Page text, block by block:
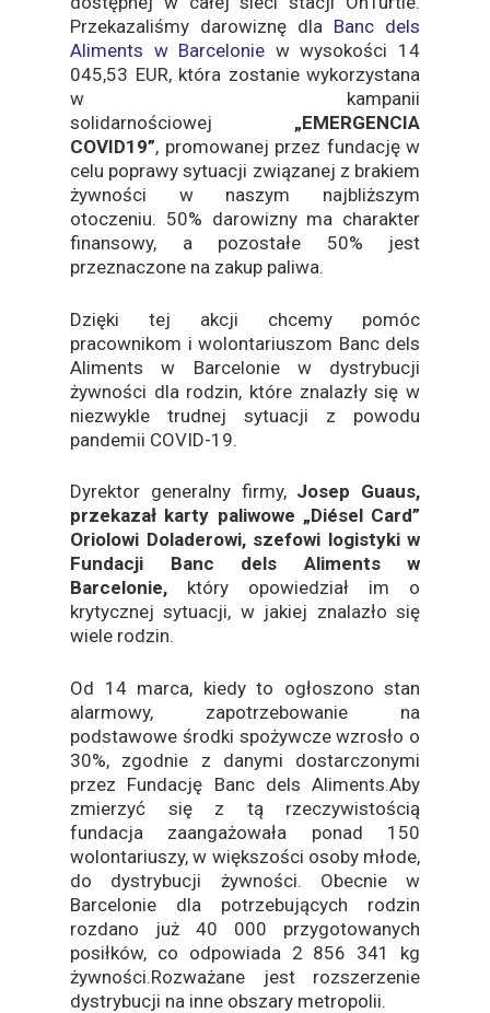
Przekazaliśmy darowiznę dla Banc dels
Aliments w Barcelonie w wysokości 14
045,53 EUR, która zostanie wykorzystana
w kampanii
solidarnościowej „EMERGENCIA
COVID19”, promowanej przez fundację w
celu poprawy sytuacji związanej z brakiem
żywności w naszym najbliższym
otoczeniu. 50% darowizny ma charakter
finansowy, a pozostałe 50% jest
przeznaczone na zakup paliwa.
Dzięki tej akcji chcemy pomóc
pracownikom i wolontariuszom Banc dels
Aliments w Barcelonie w dystrybucji
żywności dla rodzin, które znalazły się w
niezwykle trudnej sytuacji z powodu
pandemii COVID-19.
Dyrektor generalny firmy, Josep Guaus,
przekazał karty paliwowe „Diésel Card”
Oriolowi Doladerowi, szefowi logistyki w
Fundacji Banc dels Aliments w
Barcelonie, który opowiedział im o
krytycznej sytuacji, w jakiej znalazło się
wiele rodzin.
Od 14 marca, kiedy to ogłoszono stan
alarmowy, zapotrzebowanie na
podstawowe środki spożywcze wzrosło o
30%, zgodnie z danymi dostarczonymi
przez Fundację Banc dels Aliments.Aby
zmierzyć się z tą rzeczywistością
fundacja zaangażowała ponad 150
wolontariuszy, w większości osoby młode,
do dystrybucji żywności. Obecnie w
Barcelonie dla potrzebujących rodzin
rozdano już 40 000 przygotowanych
posiłków, co odpowiada 2 856 341 kg
żywności.Rozważane jest rozszerzenie
dystrybucji na inne obszary metropolii.